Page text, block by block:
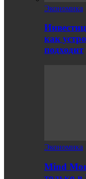
Экономика
как
подходит
Экономика
Mind